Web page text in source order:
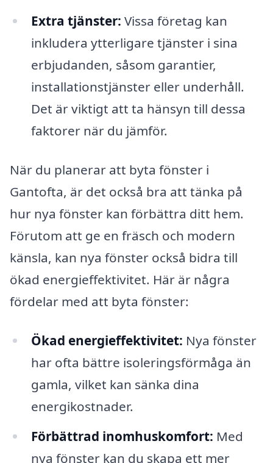
Extra tjänster: Vissa företag kan
inkludera ytterligare tjänster i sina
erbjudanden, såsom garantier,
installationstjänster eller underhåll.
Det är viktigt att ta hänsyn till dessa
faktorer när du jämför.
När du planerar att byta fönster i
Gantofta, är det också bra att tänka på
hur nya fönster kan förbättra ditt hem.
Förutom att ge en fräsch och modern
känsla, kan nya fönster också bidra till
ökad energieffektivitet. Här är några
fördelar med att byta fönster:
Ökad energieffektivitet: Nya fönster
har ofta bättre isoleringsförmåga än
gamla, vilket kan sänka dina
energikostnader.
Förbättrad inomhuskomfort: Med
nya fönster kan du skapa ett mer